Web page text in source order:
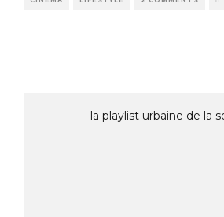
la playlist urbaine de la